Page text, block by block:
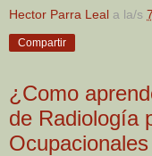
Hector Parra Leal a la/s
Compartir
¿Como
de Radiología